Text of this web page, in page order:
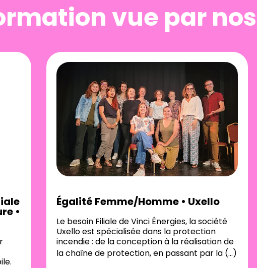
vue par
•
Égalité Femme/Homme • Uxello
Le besoin Filiale de Vinci Énergies, la société
Uxello est spécialisée dans la protection
incendie : de la conception à la réalisation de
la chaîne de protection, en passant par la